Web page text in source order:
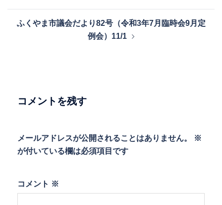
ビ
ン
ふくやま市議会だより82号（令和3年7月臨時会9月定
例会）11/1
コメントを残す
メールアドレスが公開されることはありません。
※
が付いている欄は必須項目です
コメント ※